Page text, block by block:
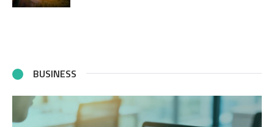
BUSINESS